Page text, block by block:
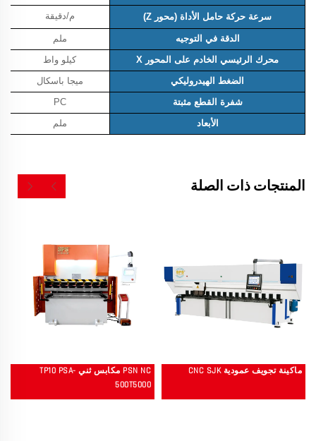
سرعة حركة حامل الأداة (محور Z) م/دقيقة
الدقة في التوجيه
ملم
محرك الرئيسي الخادم على المحور X
كيلو واط
الضغط الهيدروليكي
ميجا باسكال
شفرة القطع مثبتة
PC
الأبعاد
ملم
المنتجات ذات الصلة
ماكينة تجويف عمودية CNC SJK
PSN NC مكابس ثني TP10 PSA-
500T5000